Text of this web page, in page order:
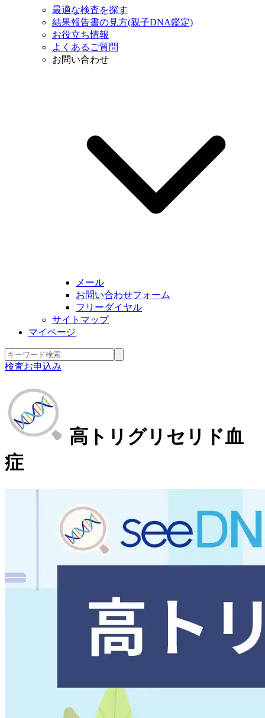
最適な検査を探す
結果報告書の見方(親子DNA鑑定)
お役立ち情報
よくあるご質問
お問い合わせ
メール
お問い合わせフォーム
フリーダイヤル
サイトマップ
マイページ
検査お申込み
高トリグリセリド血
症